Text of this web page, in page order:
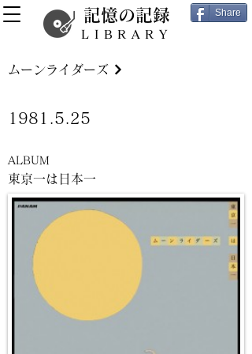
記憶の記録
LIBRARY
Share
東京一は日本一
ムーンライダーズ
1981.5.25
ALBUM